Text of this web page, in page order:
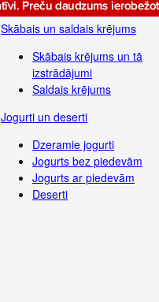
Skābais un saldais krējums
Skābais krējums un tā
izstrādājumi
Saldais krējums
Jogurti un deserti
Dzeramie jogurti
Jogurts bez piedevām
Jogurts ar piedevām
Deserti